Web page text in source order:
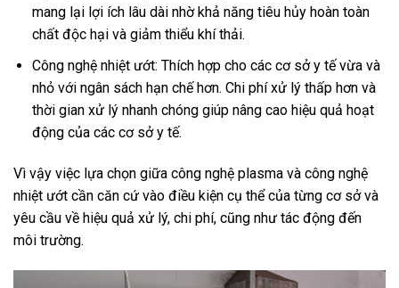
mang lại lợi ích lâu dài nhờ khả năng tiêu hủy hoàn toàn
chất độc hại và giảm thiểu khí thải.
Công nghệ nhiệt ướt: Thích hợp cho các cơ sở y tế vừa và
nhỏ với ngân sách hạn chế hơn. Chi phí xử lý thấp hơn và
thời gian xử lý nhanh chóng giúp nâng cao hiệu quả hoạt
động của các cơ sở y tế.
Vì vậy việc lựa chọn giữa công nghệ plasma và công nghệ
nhiệt ướt cần căn cứ vào điều kiện cụ thể của từng cơ sở và
yêu cầu về hiệu quả xử lý, chi phí, cũng như tác động đến
môi trường.